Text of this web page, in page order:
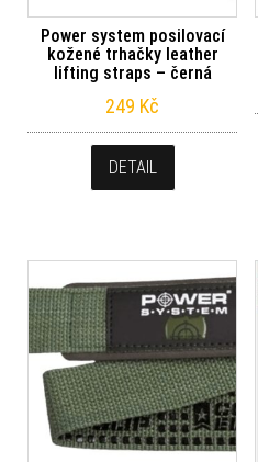
Power system posilovací
kožené trhačky leather
lifting straps – černá
249 Kč
DETAIL